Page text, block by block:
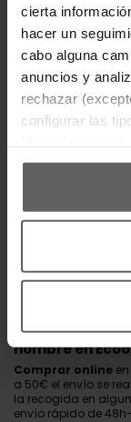
cierta
hacer un
cabo alguna
anuncios y
rechazar
configurar las
Últimas unidades
CAMISA LEVI'S
HOMBRE
47,96 € 59,95 €
para hombre de
para una ocasión
¿por qué esperar?
¿Por qué
hombre en
Comprar online
a 50€ el envío se
la recogida en
envío rápido de